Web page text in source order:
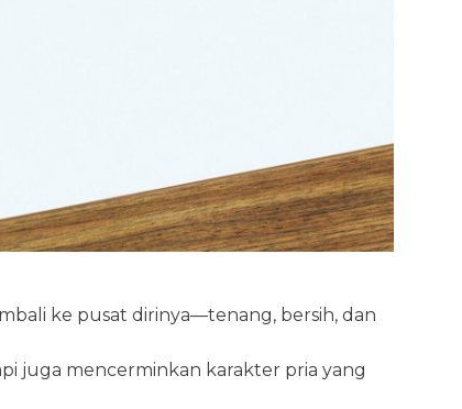
ke pusat dirinya—tenang, bersih, dan
juga mencerminkan karakter pria yang